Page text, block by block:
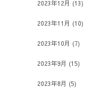
2023年12月 (13)
2023年11月 (10)
2023年10月 (7)
2023年9月 (15)
2023年8月 (5)